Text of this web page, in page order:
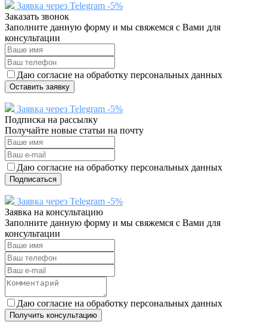
Заявка через Telegram -5%
Заказать звонок
Заполните данную форму и мы свяжемся с Вами для
консультации
Даю согласие на обработку персональных данных
Оставить заявку
Заявка через Telegram -5%
Подписка на рассылку
Получайте новые статьи на почту
Даю согласие на обработку персональных данных
Подписаться
Заявка через Telegram -5%
Заявка на консультацию
Заполните данную форму и мы свяжемся с Вами для
консультации
Даю согласие на обработку персональных данных
Получить консультацию